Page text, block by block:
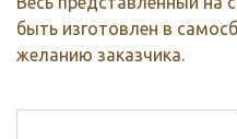
быть изготовлен в
желанию заказчика.